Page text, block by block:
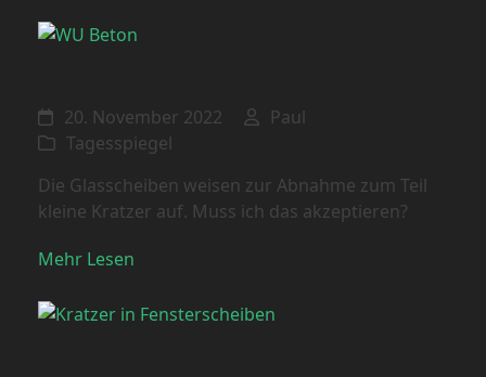
20. November 2022
Paul
Tagesspiegel
Die Glasscheiben weisen zur Abnahme zum Teil
kleine Kratzer auf. Muss ich das akzeptieren?
Mehr Lesen